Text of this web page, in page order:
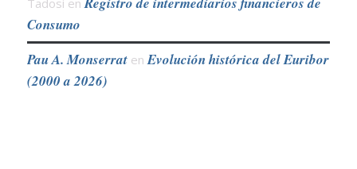
Consumo
Pau A. Monserraten Evolución histórica del Euribor
(2000 a 2026)